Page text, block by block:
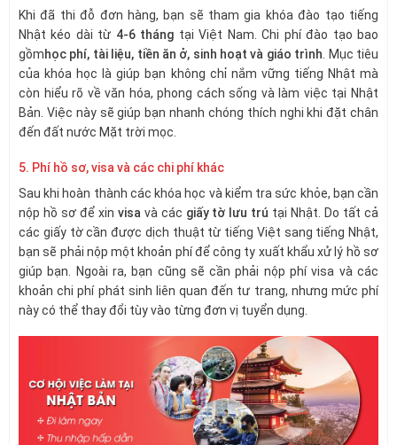
Khi đã thi đỗ đơn hàng, bạn sẽ tham gia khóa đào tạo tiếng
Nhật kéo dài từ 4-6 tháng tại Việt Nam. Chi phí đào tạo bao
gồmhọc phí, tài liệu, tiền ăn ở, sinh hoạt và giáo trình . Mục tiêu
của khóa học là giúp bạn không chỉ nắm vững tiếng Nhật mà
còn hiểu rõ về văn hóa, phong cách sống và làm việc tại Nhật
Bản. Việc này sẽ giúp bạn nhanh chóng thích nghi khi đặt chân
đến đất nước Mặt trời mọc.
5. Phí hồ sơ, visa và các chi phí khác
Sau khi hoàn thành các khóa học và kiểm tra sức khỏe, bạn cần
nộp hồ sơ để xin visavà các giấy tờ lưu trú tại Nhật. Do tất cả
các giấy tờ cần được dịch thuật từ tiếng Việt sang tiếng Nhật,
bạn sẽ phải nộp một khoản phí để công ty xuất khẩu xử lý hồ sơ
giúp bạn. Ngoài ra, bạn cũng sẽ cần phải nộp phí visa và các
khoản chi phí phát sinh liên quan đến tư trang, nhưng mức phí
này có thể thay đổi tùy vào từng đơn vị tuyển dụng.